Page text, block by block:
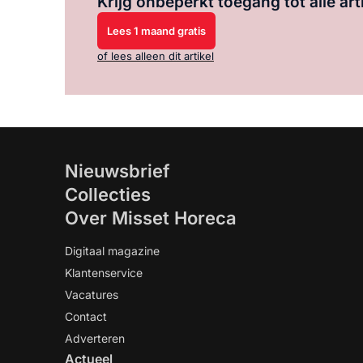
Lees 1 maand gratis
of lees alleen dit artikel
Nieuwsbrief
Collecties
Over Misset Horeca
Digitaal magazine
Klantenservice
Vacatures
Contact
Adverteren
Actueel